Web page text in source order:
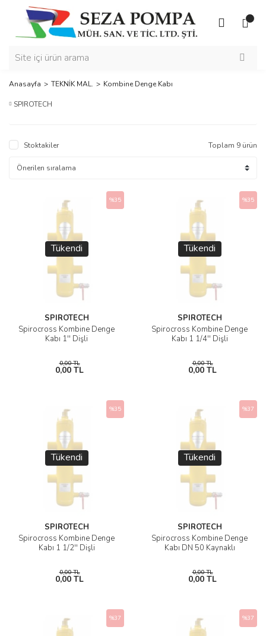
Anasayfa TEKNİK MAL. Kombine Denge Kabı
SPIROTECH
Stoktakiler Toplam 9 ürün
Tükendi
SPIROTECH
Spirocross Kombine Denge
Kabı 1'' Dişli
%35
0,00 TL
0,00 TL
Tükendi
SPIROTECH
Spirocross Kombine Denge
Kabı 1 1/4'' Dişli
%35
0,00 TL
0,00 TL
Tükendi
SPIROTECH
Spirocross Kombine Denge
Kabı 1 1/2'' Dişli
%35
0,00 TL
0,00 TL
Tükendi
SPIROTECH
Spirocross Kombine Denge
Kabı DN 50 Kaynaklı
%37
0,00 TL
0,00 TL
%37 %37